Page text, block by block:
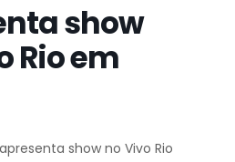
show
Rio em
show no Vivo Rio